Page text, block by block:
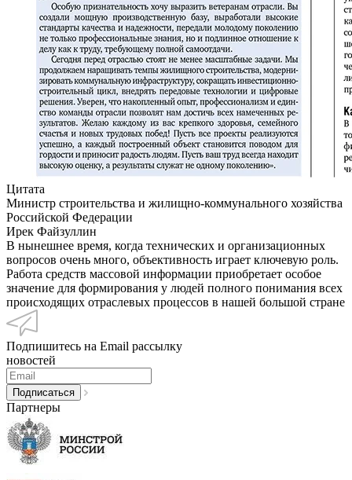
Цитата
Министр строительства и жилищно-коммунального хозяйства
Российской Федерации
Ирек Файзуллин
В нынешнее время, когда технических и организационных
вопросов очень много, объективность играет ключевую роль.
Работа средств массовой информации приобретает особое
значение для формирования у людей полного понимания всех
происходящих отраслевых процессов в нашей большой стране
Подпишитесь на Email рассылку
новостей
Партнеры